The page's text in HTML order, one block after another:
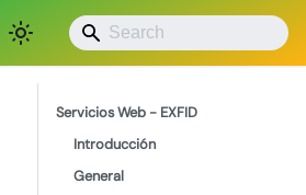
Servicios Web - EXFID
Introducción
General